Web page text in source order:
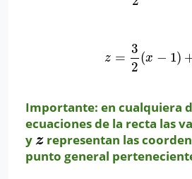
z =
3
2
(x − 1)
z=32(x−1) +4
Importante: en cualquiera
ecuaciones de la recta las
y z
z representan las
punto general